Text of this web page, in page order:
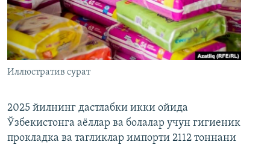
Иллюстратив сурат
2025 йилнинг дастлабки икки ойида
Ўзбекистонга аёллар ва болалар учун гигиеник
прокладка ва тагликлар импорти 2112 тоннани